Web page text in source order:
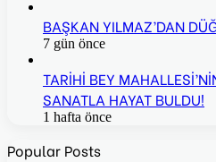
BAŞKAN YILMAZ’DAN
7 gün önce
TARİHİ BEY
SANATLA HAYAT BULDU!
1 hafta önce
Popular Posts